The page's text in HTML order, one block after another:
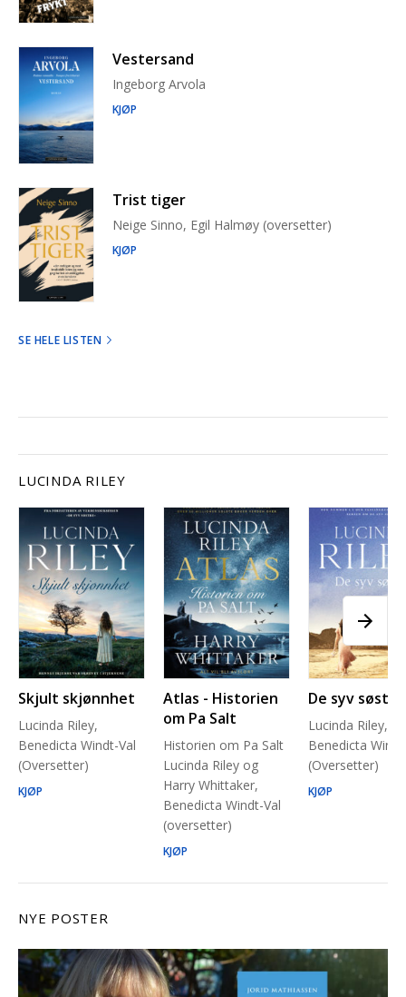
Vestersand
Ingeborg Arvola
KJØP
Trist tiger
Neige Sinno, Egil Halmøy (oversetter)
KJØP
SE HELE LISTEN
LUCINDA RILEY
Skjult skjønnhet
Lucinda Riley,
Benedicta Windt-Val
(Oversetter)
KJØP
Atlas - Historien
om Pa Salt
Historien om Pa Salt
Lucinda Riley og
Harry Whittaker,
Benedicta Windt-Val
(oversetter)
KJØP
De syv søstre
Lucinda Riley,
Benedicta
(Oversetter)
KJØP
NYE POSTER